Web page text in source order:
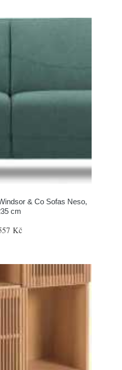
& Co Sofas Neso,
cm
Kč